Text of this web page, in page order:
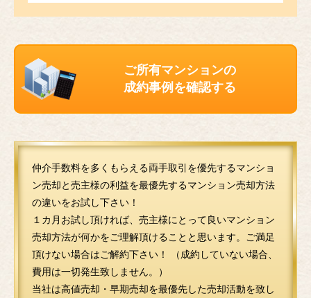
ご所有マンションの
成約事例を確認する
仲介手数料を多くもらえる両手取引を優先するマンショ
ン売却と売主様の利益を最優先するマンション売却方法
の違いをお試し下さい！
１カ月お試し頂ければ、売主様にとって良いマンション
売却方法が何かをご理解頂けることと思います。ご満足
頂けない場合はご解約下さい！ （成約していない場合、
費用は一切発生致しません。）
当社は高値売却・早期売却を最優先した売却活動を致し